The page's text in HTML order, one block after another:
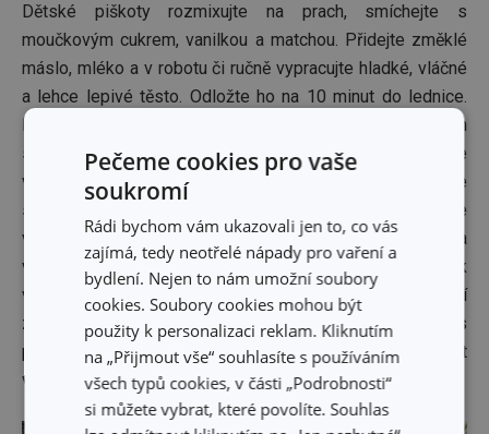
Dětské piškoty rozmixujte na prach, smíchejte s
moučkovým cukrem, vanilkou a matchou. Přidejte změklé
máslo, mléko a v robotu či ručně vypracujte hladké, vláčné
a lehce lepivé těsto. Odložte ho na 10 minut do lednice.
Máslo na náplň vyšlehejte do pěny, přidejte jahodový džem
s pomerančovou šťávou a šlehejte další 2 minuty, aby se
vše dokonale spojilo. Hotovou náplň dejte
stranou. Začněte tvarovat úlky. Uzavřenou formičku lehce
vysypejte moučkovým cukrem, naplňte ji těstem a
vytvarujte důlek tvořítkem dutinek. Formičku otevřete, úlek
vyndejte a odložte do stojánku. Úlky naplňte pomocí
zdobicího sáčku připravenou jahodovou náplní a každý kus
přiklopte piškotem. Hotové úlky nechejte krátce ztuhnout
v lednici.
Pečeme cookies pro vaše
soukromí
Rádi bychom vám ukazovali jen to, co vás
zajímá, tedy neotřelé nápady pro vaření a
bydlení. Nejen to nám umožní soubory
cookies. Soubory cookies mohou být
použity k personalizaci reklam. Kliknutím
na „Přijmout vše“ souhlasíte s používáním
všech typů cookies, v části „Podrobnosti“
si můžete vybrat, které povolíte. Souhlas